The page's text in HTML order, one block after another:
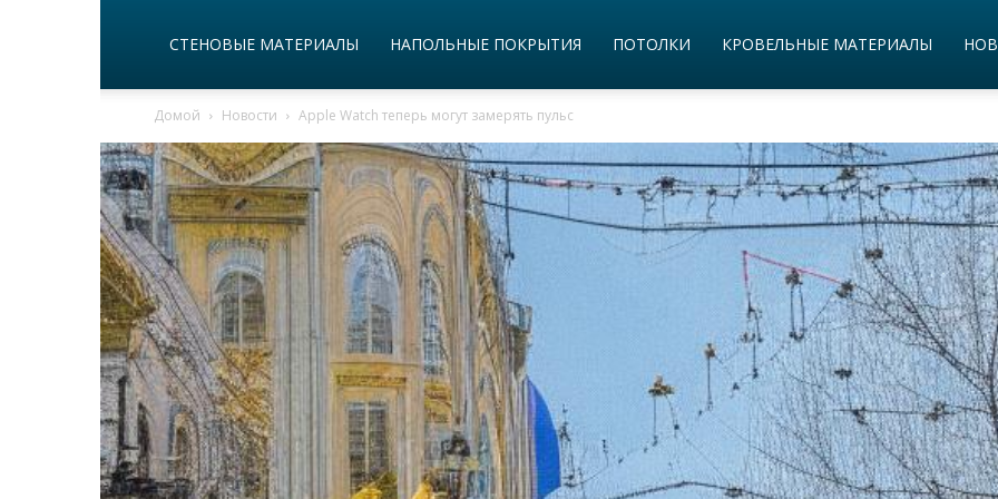
СТЕНОВЫЕ МАТЕРИАЛЫ НАПОЛЬНЫЕ ПОКРЫТИЯ ПОТОЛКИ КРОВЕЛЬНЫЕ МАТЕРИАЛЫ
Домой Новости Apple Watch теперь могут замерять пульс